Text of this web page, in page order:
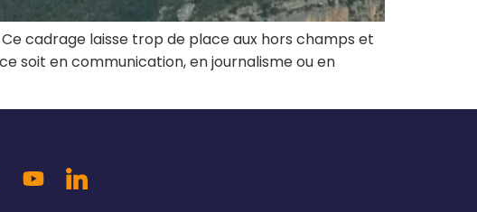
cadrage laisse trop de place aux hors champs et
soit en communication, en journalisme ou en